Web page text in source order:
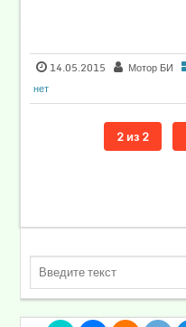
14.05.2015 Мотор БИ
нет
2 из 2